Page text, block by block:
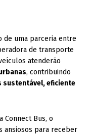
de uma parceria entre
de transporte
atenderão
, contribuindo
sustentável, eficiente
Connect Bus, o
ansiosos para receber